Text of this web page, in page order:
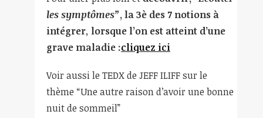
les symptômes”, la 3è des 7 notions à
intégrer, lorsque l’on est atteint d’une
grave maladie :cliquez ici
Voir aussi le TEDX de JEFF ILIFF sur le
thème “Une autre raison d’avoir une bonne
nuit de sommeil”